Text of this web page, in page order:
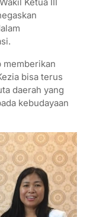
memberikan
bisa terus
daerah yang
kebudayaan